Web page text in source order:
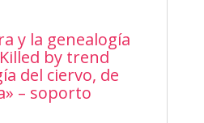
y la genealogía
by trend
del ciervo, de
– soporto